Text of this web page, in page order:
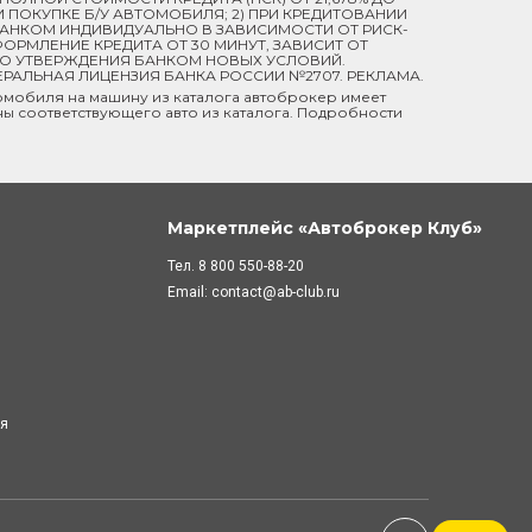
ПОКУПКЕ Б/У АВТОМОБИЛЯ; 2) ПРИ КРЕДИТОВАНИИ
ИНДИВИДУАЛЬНО В ЗАВИСИМОСТИ ОТ РИСК-
КРЕДИТА ОТ 30 МИНУТ, ЗАВИСИТ ОТ
УТВЕРЖДЕНИЯ БАНКОМ НОВЫХ УСЛОВИЙ.
ЛИЦЕНЗИЯ БАНКА РОССИИ №2707. РЕКЛАМА.
на машину из каталога автоброкер имеет
соответствующего авто из каталога. Подробности
Маркетплейс «Автоброкер Клуб»
Тел. 8 800 550-88-20
Email: contact@ab-club.ru